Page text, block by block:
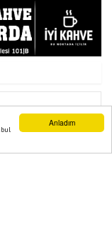
Anladım
Hayvan
Edildi